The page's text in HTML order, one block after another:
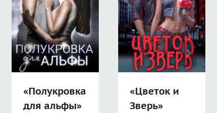
«Полукровка
для альфы»
«Цветок и
Зверь»